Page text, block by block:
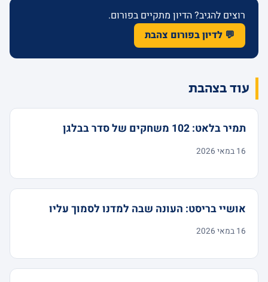
רוצים להגיב? הדיון מתקיים בפורום.
💬 לדיון בפורום צהבת
עוד בצהבת
תמיר בלאט: 102 משחקים של סדר בבלגן
16 במאי 2026
אושיי בריסט: העונה שבה למדנו לסמוך עליו
16 במאי 2026